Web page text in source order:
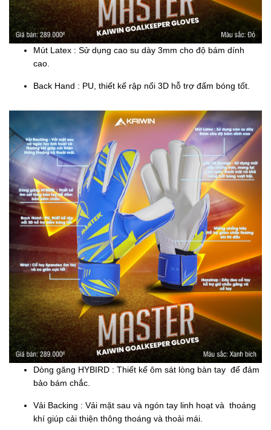
Mút Latex : Sử dụng cao su dày 3mm cho độ bám dính
cao.
Back Hand : PU, thiết kế rập nổi 3D hỗ trợ đấm bóng tốt.
Dòng găng HYBIRD : Thiết kế ôm sát lòng bàn tay để đảm
bảo bám chắc.
Vải Backing : Vải mặt sau và ngón tay linh hoạt và thoáng
khí giúp cải thiện thông thoáng và thoải mái.